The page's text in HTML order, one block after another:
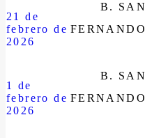
21 de
febrero de
2026
B. SAN
FERNANDO
1 de
febrero de
2026
B. SAN
FERNANDO